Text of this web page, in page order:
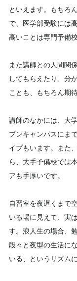
といえます。もちろ
で、医学部受験には
高いことは専門予備
また講師との人間関
してもらえたり、分
ことも、もちろん期
講師のなかには、大
プンキャンパスにま
イプもいます。また
ら、大手予備校では
アも手厚いです。
自習室を夜遅くまで
いる場に見えて、実
す。浪人生の場合、
段々と夜型の生活に
いる、というリズム